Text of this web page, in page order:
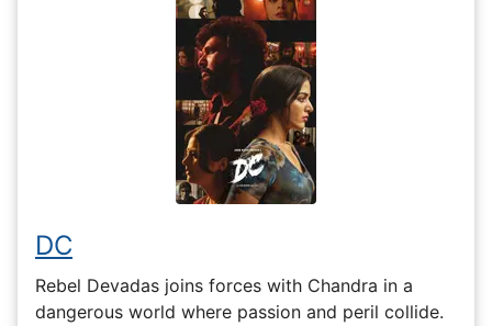
DC
Rebel Devadas joins forces with Chandra in a
dangerous world where passion and peril collide.